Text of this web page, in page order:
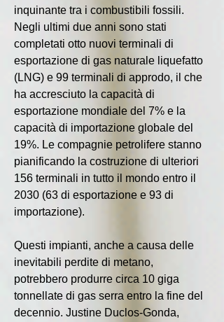
inquinante tra i combustibili fossili.
Negli ultimi due anni sono stati
completati otto nuovi terminali di
esportazione di gas naturale liquefatto
(LNG) e 99 terminali di approdo, il che
ha accresciuto la capacità di
esportazione mondiale del 7% e la
capacità di importazione globale del
19%. Le compagnie petrolifere stanno
pianificando la costruzione di ulteriori
156 terminali in tutto il mondo entro il
2030 (63 di esportazione e 93 di
importazione).
Questi impianti, anche a causa delle
inevitabili perdite di metano,
potrebbero produrre circa 10 giga
tonnellate di gas serra entro la fine del
decennio. Justine Duclos-Gonda,